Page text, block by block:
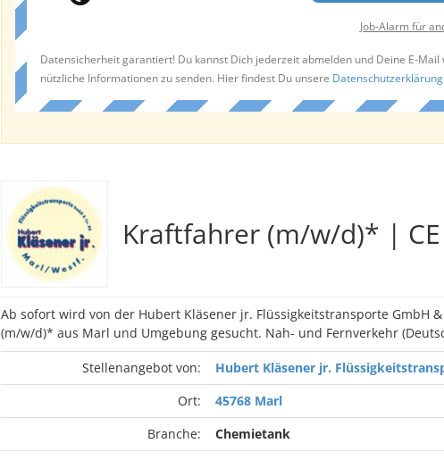
Job-Alarm für
Datensicherheit garantiert! Du kannst Dich jederzeit abmelden und Deine E-
nützliche Informationen zu senden. Hier findest Du unsere Datenschutzerklärung.
Kraftfahrer (m/w/d)* |
Ab sofort wird von der Hubert Kläsener jr. Flüssigkeitstransporte GmbH
(m/w/d)* aus Marl und Umgebung gesucht. Nah- und Fernverkehr
Stellenangebot von:
Hubert Kläsener jr.
Ort:
45768 Marl
Branche:
Chemietank